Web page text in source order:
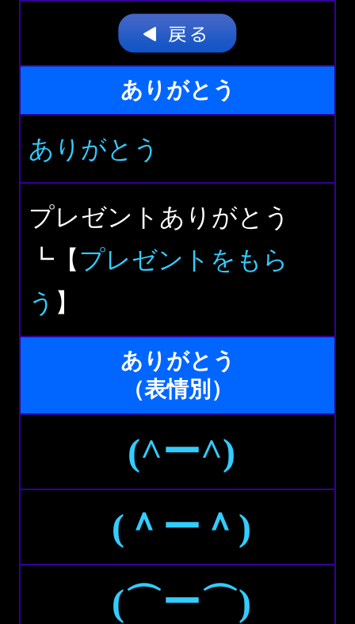
ありがとう
ありがとう
プレゼントありがとう
┗【プレゼントをもら
う 】
ありがとう
（表情別）
(^ー^)
(＾ー＾)
(⌒ー⌒)